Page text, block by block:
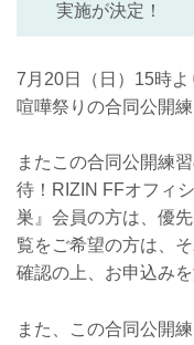
実施が決定！
7月20日（日）15時
喧嘩祭りの合同公開
またこの合同公開練
待！RIZIN FFオフィ
巣』会員の方は、優
覧をご希望の方は、
確認の上、お申込みを
また、この合同公開